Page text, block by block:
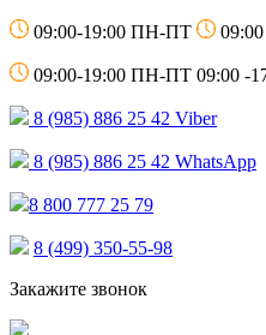
09:00-19:00 ПН-ПТ
09:00-19:00 ПН-ПТ 09:00 -
8 (985) 886 25 42 Viber
8 (985) 886 25 42 WhatsApp
8 800 777 25 79
8 (499) 350-55-98
Закажите звонок